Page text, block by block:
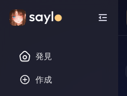
発見
作成